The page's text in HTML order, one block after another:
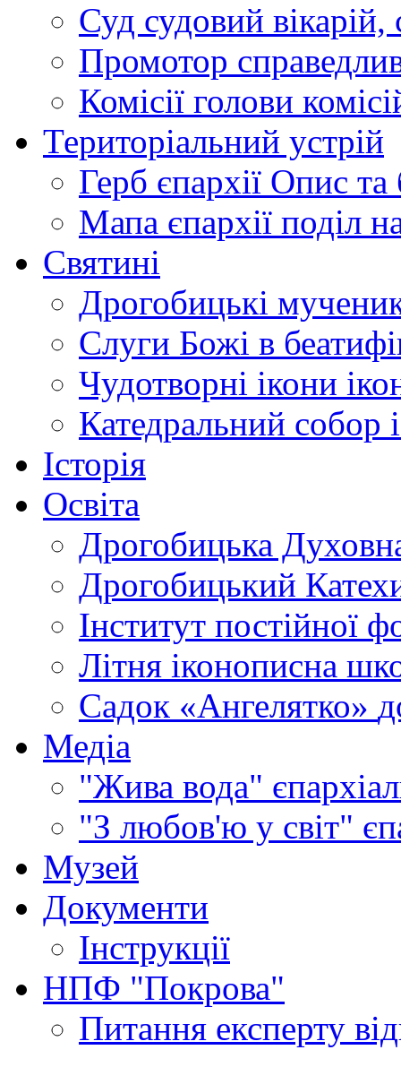
Суд судовий вікарій,
Промотор
Комісії голови
Територіальний устрій
Герб єпархії Опис та
Мапа єпархії поділ
Святині
Дрогобицькі
Слуги Божі в
Чудотворні ікони
Катедральний собор
Історія
Освіта
Дрогобицька
Дрогобицький
Інститут постійної
Літня іконописна
Садок «Ангелятко»
Медіа
"Жива вода"
"З любов'ю у світ"
Музей
Документи
Інструкції
НПФ "Покрова"
Питання експерту